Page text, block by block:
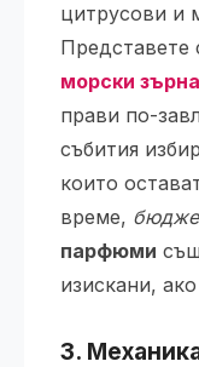
цитрусови и
Представете
морски
прави по-
събития
които
време,
парфюми
изискани,
3.